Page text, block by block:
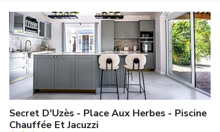
Secret D'Uzès - Place Aux Herbes - Piscine
Chauffée Et Jacuzzi